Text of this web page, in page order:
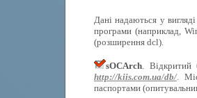
Дані надаються у
програми (наприклад,
(розширення dcl).
sOCArch. Відкритий
http://kiis.com.ua/db/.
паспортами